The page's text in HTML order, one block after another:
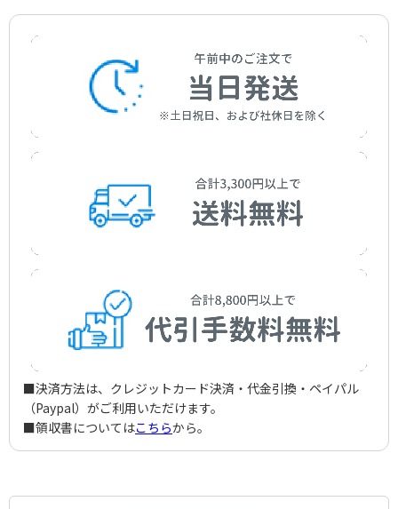
作曲者：ハイドン，フランツ・ヨーゼフ
■決済方法は、クレジットカード決済・代金引換・ペイパル
（Paypal）がご利用いただけます。
■領収書についてはこちらから。